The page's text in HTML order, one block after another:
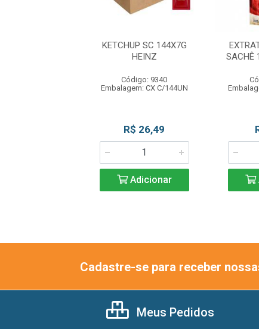
KETCHUP SC 144X7G
HEINZ
Código: 9340
Embalagem: CX C/144UN
R$ 26,49
Adicionar
SACHÊ
Cadastre-se para receber
Meus Pedidos